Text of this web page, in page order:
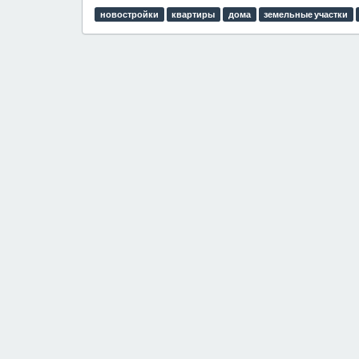
новостройки квартиры дома земельные участки